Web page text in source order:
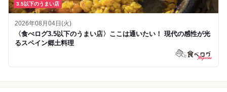
3.5以下のうまい店
2026年08月04日(火)
〈食べログ3.5以下のうまい店〉ここは通いたい！ 現代の感性が光
るスペイン郷土料理